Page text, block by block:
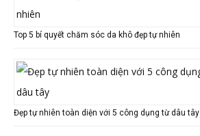
Top 5 bí quyết chăm sóc da khô đẹp tự nhiên
Đẹp tự nhiên toàn diện với 5 công dụng từ dâu tây